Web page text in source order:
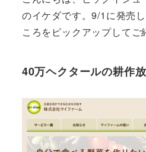
のイケダです。9/1に発売
ころをピックアップしてご
40万ヘクタールの耕作